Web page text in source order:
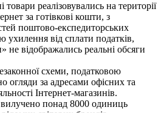
товари реалізовувались на території
за готівкові кошти, з
поштово-експедиторських
від сплати податків,
не відображались реальні обсяги
ної схеми, податковою
огляди за адресами офісних та
Інтернет-магазинів.
вилучено понад 8000 одиниць